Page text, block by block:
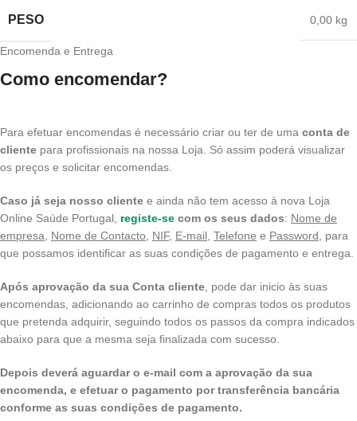
PESO 0,00 kg
Encomenda e Entrega
Como encomendar?
Para efetuar encomendas é necessário criar ou ter de uma conta de
cliente para profissionais na nossa Loja. Só assim poderá visualizar
os preços e solicitar encomendas.
Caso já seja nosso cliente e ainda não tem acesso à nova Loja
Online Saúde Portugal, registe-se com os seus dados: Nome de
empresa
Nome de Contacto NIF, E-mail, Telefone e Password , para
que possamos identificar as suas condições de pagamento e entrega.
Após aprovação da sua Conta cliente , pode dar inicio às suas
encomendas, adicionando ao carrinho de compras todos os produtos
que pretenda adquirir, seguindo todos os passos da compra indicados
abaixo para que a mesma seja finalizada com sucesso.
Depois deverá aguardar o e-mail com a aprovação da sua
encomenda, e efetuar o pagamento por transferência bancária
conforme as suas condições de pagamento.